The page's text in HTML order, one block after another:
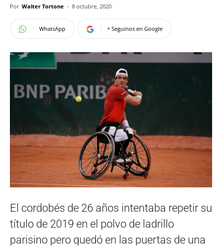
Por Walter Tortone - 8 octubre, 2020
WhatsApp + Seguinos en Google
El cordobés de 26 años intentaba repetir su
título de 2019 en el polvo de ladrillo
parisino pero quedó en las puertas de una